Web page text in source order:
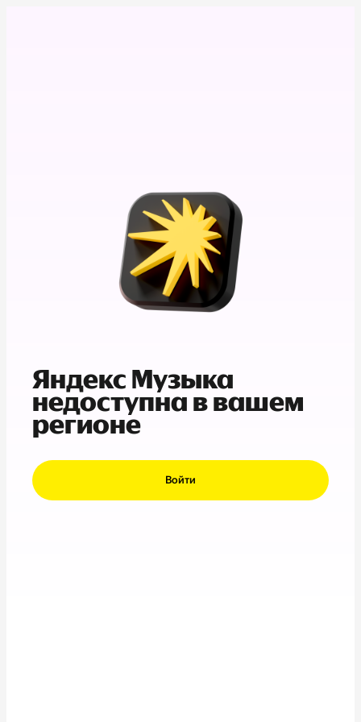
Яндекс Музыка
недоступна в вашем
регионе
Войти